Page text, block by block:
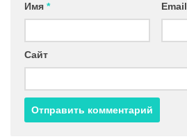
Имя * Email
Сайт